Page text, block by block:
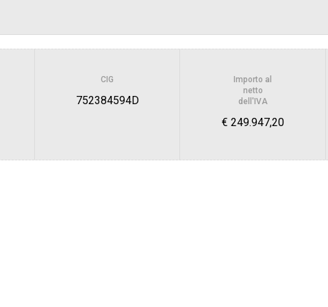
Valore stimato della procedura:
TOSCANA
CIG
752384594D
Importo al
netto
dell'IVA
€ 249.947,20